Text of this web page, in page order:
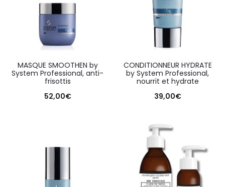
MASQUE SMOOTHEN by
System Professional, anti-
frisottis
52,00€
CONDITIONNEUR HYDRATE
by System Professional,
nourrit et hydrate
39,00€